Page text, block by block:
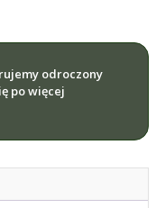
odroczony
po więcej